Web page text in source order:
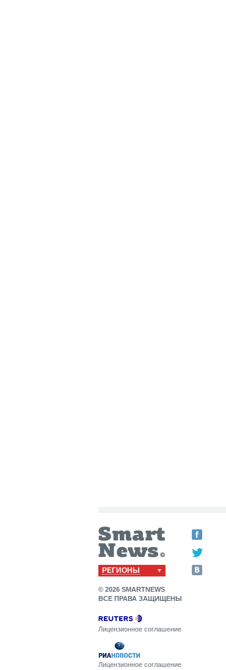
РЕГИОНЫ
© 2026 SMARTNEWS
ВСЕ ПРАВА ЗАЩИЩЕНЫ
Лицензионное соглашение
Лицензионное соглашение